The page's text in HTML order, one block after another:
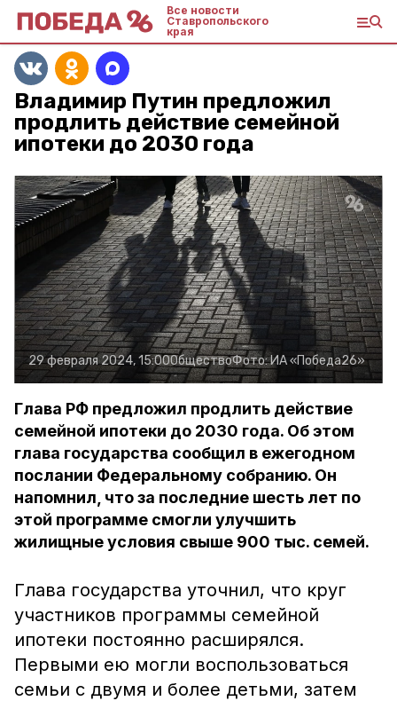
Все новости
Ставропольского
края
Владимир Путин предложил
продлить действие семейной
ипотеки до 2030 года
29 февраля 2024, 15:00ОбществоФото:ИА «Победа26»
Глава РФ предложил продлить действие
семейной ипотеки до 2030 года. Об этом
глава государства сообщил в ежегодном
послании Федеральному собранию. Он
напомнил, что за последние шесть лет по
этой программе смогли улучшить
жилищные условия свыше 900 тыс. семей.
Глава государства уточнил, что круг
участников программы семейной
ипотеки постоянно расширялся.
Первыми ею могли воспользоваться
семьи с двумя и более детьми, затем